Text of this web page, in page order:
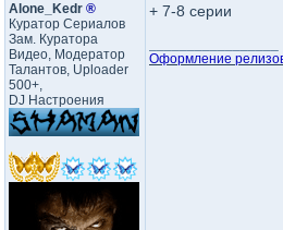
Alone_Kedr ®
Куратор Сериалов
Зам. Куратора
Видео, Модератор
Талантов, Uploader
500+,
DJ Настроения
+ 7-8 серии
Оформление